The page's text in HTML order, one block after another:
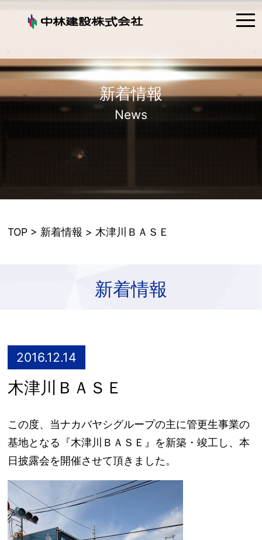
新着情報
News
TOP > 新着情報 > 木津川ＢＡＳＥ
新着情報
2016.12.14
木津川ＢＡＳＥ
この度、当ナカバヤシグループの主に管更生事業の
基地となる『木津川ＢＡＳＥ』を新築・竣工し、本
日披露会を開催させて頂きました。